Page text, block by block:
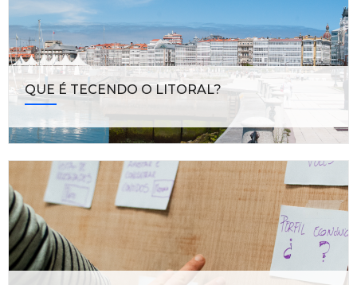
QUE É TECENDO O LITORAL?